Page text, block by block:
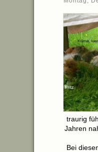
traurig
Jahren
Bei